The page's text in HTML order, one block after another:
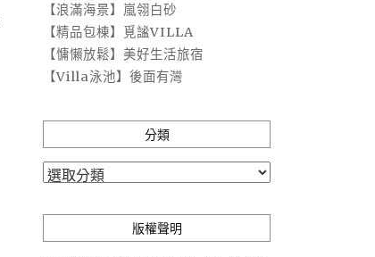
【浪滿海景】嵐翎白砂
【精品包棟】覓謐VILLA
【慵懶放鬆】美好生活旅宿
【Villa泳池】後面有灣
分類
分
版權聲明